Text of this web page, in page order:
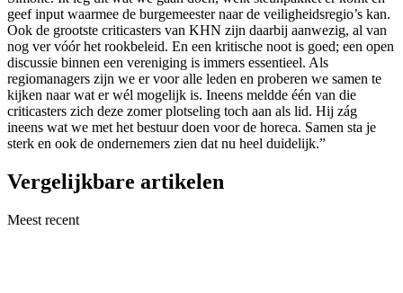
geef input waarmee de burgemeester naar de veiligheidsregio’s kan.
Ook de grootste criticasters van KHN zijn daarbij aanwezig, al van
nog ver vóór het rookbeleid. En een kritische noot is goed; een open
discussie binnen een vereniging is immers essentieel. Als
regiomanagers zijn we er voor alle leden en proberen we samen te
kijken naar wat er wél mogelijk is. Ineens meldde één van die
criticasters zich deze zomer plotseling toch aan als lid. Hij zág
ineens wat we met het bestuur doen voor de horeca. Samen sta je
sterk en ook de ondernemers zien dat nu heel duidelijk.”
Vergelijkbare artikelen
Meest recent